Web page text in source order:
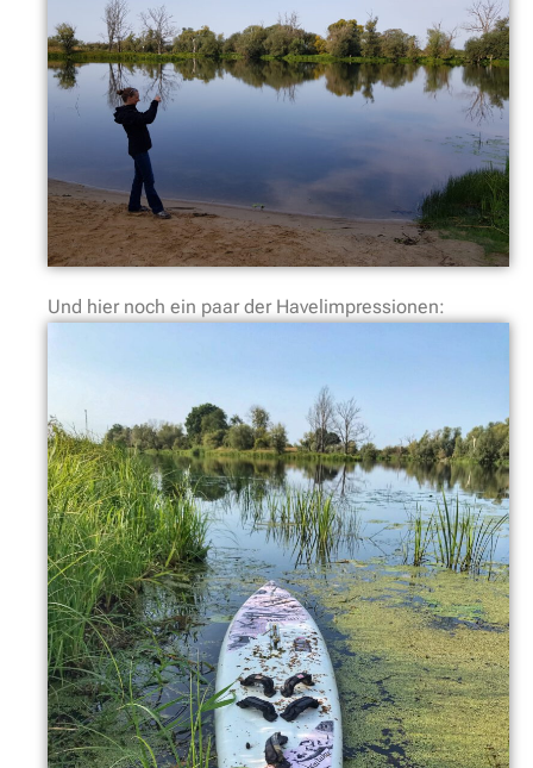
Und hier noch ein paar der Havelimpressionen: